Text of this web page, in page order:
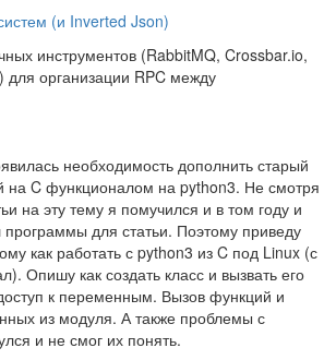
(и Inverted Json)
инструментов (RabbitMQ, Crossbar.io,
для организации RPC между
необходимость дополнить старый
на C функционалом на python3. Не смотря
на эту тему я помучился и в том году и
программы для статьи. Поэтому приведу
как работать с python3 из C под Linux (с
Опишу как создать класс и вызвать его
к переменным. Вызов функций и
из модуля. А также проблемы с
и не смог их понять.